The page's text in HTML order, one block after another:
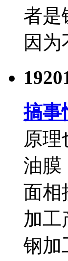
者是
因
19
搞事
原
油膜
面相
加工
钢加